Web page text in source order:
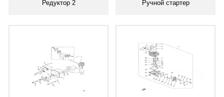
Редуктор 2 Ручной стартер